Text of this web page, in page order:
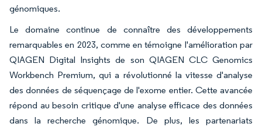
génomiques.
Le domaine continue de connaître des développements
remarquables en 2023, comme en témoigne l'amélioration par
QIAGEN Digital Insights de son QIAGEN CLC Genomics
Workbench Premium, qui a révolutionné la vitesse d'analyse
des données de séquençage de l'exome entier. Cette avancée
répond au besoin critique d'une analyse efficace des données
dans la recherche génomique. De plus, les partenariats